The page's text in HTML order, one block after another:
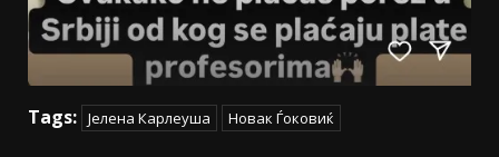
Tags: Јелена Карлеуша Новак Ѓоковиќ